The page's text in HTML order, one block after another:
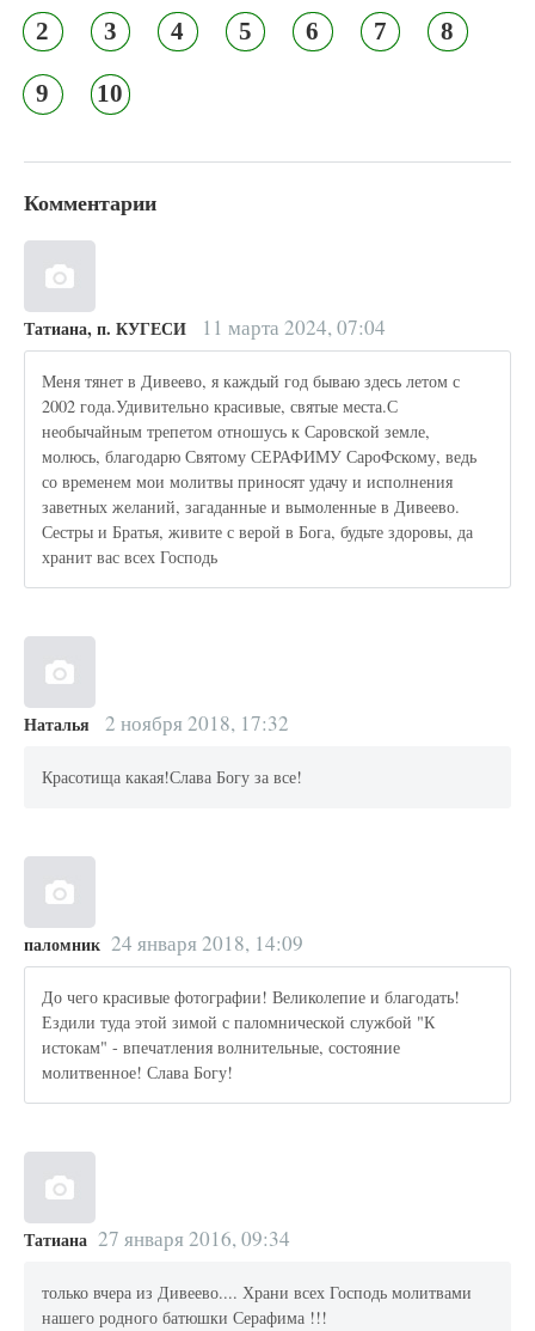
2 3 4 5 6 7 8
9 10
Комментарии
Татиана, п. КУГЕСИ 11 марта 2024, 07:04
Меня тянет в Дивеево, я каждый год бываю здесь летом с
2002 года.Удивительно красивые, святые места.С
необычайным трепетом отношусь к Саровской земле,
молюсь, благодарю Святому СЕРАФИМУ СароФскому, ведь
со временем мои молитвы приносят удачу и исполнения
заветных желаний, загаданные и вымоленные в Дивеево.
Сестры и Братья, живите с верой в Бога, будьте здоровы, да
хранит вас всех Господь
Наталья 2 ноября 2018, 17:32
Красотища какая!Слава Богу за все!
паломник 24 января 2018, 14:09
До чего красивые фотографии! Великолепие и благодать!
Ездили туда этой зимой с паломнической службой "К
истокам" - впечатления волнительные, состояние
молитвенное! Слава Богу!
Татиана 27 января 2016, 09:34
только вчера из Дивеево.... Храни всех Господь молитвами
нашего родного батюшки Серафима !!!